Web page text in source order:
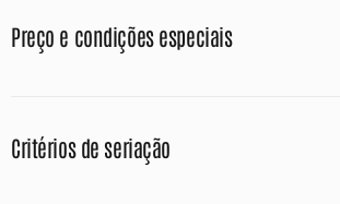
Preço e condições especiais
Critérios de seriação